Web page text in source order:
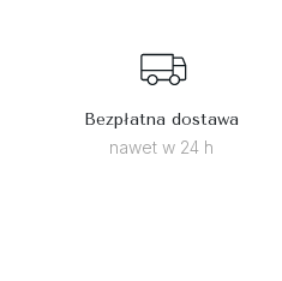
Bezpłatna dostawa
nawet w 24 h